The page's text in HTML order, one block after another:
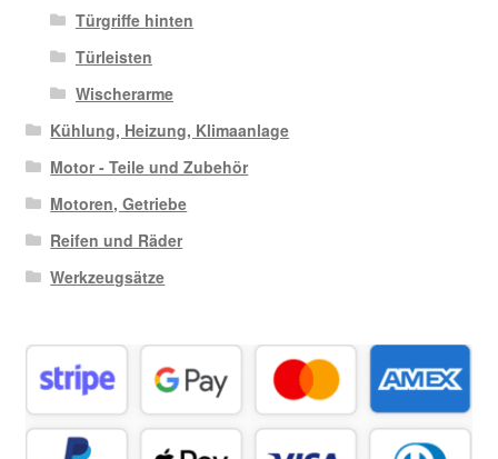
Türgriffe hinten
Türleisten
Wischerarme
Kühlung, Heizung, Klimaanlage
Motor - Teile und Zubehör
Motoren, Getriebe
Reifen und Räder
Werkzeugsätze